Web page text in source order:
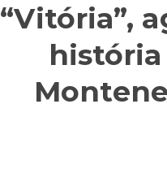
“Vitória”,